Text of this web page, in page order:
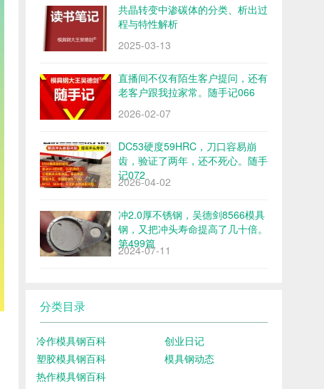
共晶转变中渗碳体的分类、析出过
程与特性解析
2025-03-13
直播间不仅有陌生客户提问，还有
老客户跟我拉家常。随手记066
2026-02-07
DC53硬度59HRC，刀口容易崩
齿，验证了两年，还不死心。随手
记072
2026-04-02
冲2.0厚不锈钢，吴德剑8566模具
钢，又把冲头寿命提高了几十倍。
第499篇
2024-07-11
分类目录
冷作模具钢百科
创业日记
塑胶模具钢百科
模具钢动态
热作模具钢百科